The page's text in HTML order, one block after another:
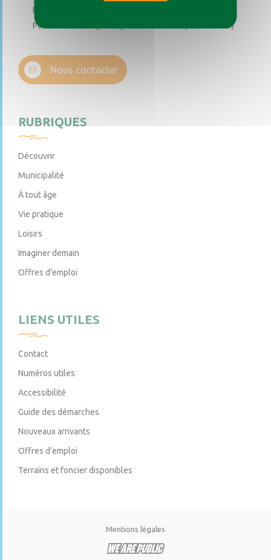
Le premier et troisième samedi du mois de 9h à 12h
Permanence téléphonique de 14h à 17h (sauf samedi)
Nous contacter
RUBRIQUES
Découvrir
Municipalité
À tout âge
Vie pratique
Loisirs
Imaginer demain
Offres d’emploi
LIENS UTILES
Contact
Numéros utiles
Accessibilité
Guide des démarches
Nouveaux arrivants
Offres d’emploi
Terrains et foncier disponibles
Mentions légales